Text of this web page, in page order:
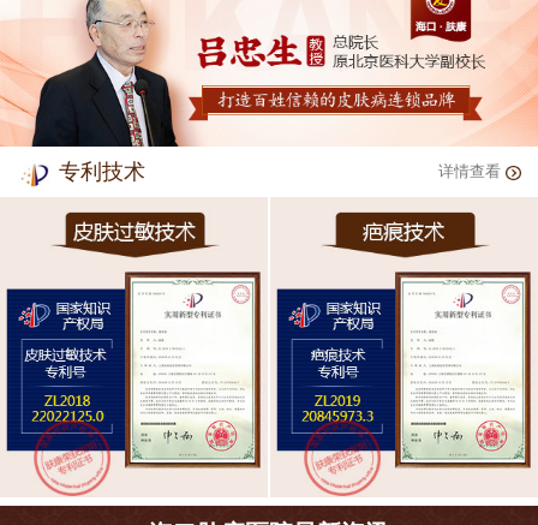
专利技术 详情查看